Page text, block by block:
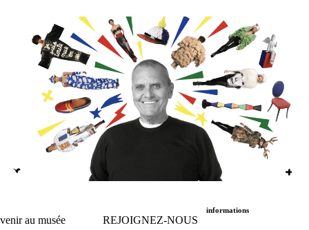
venir au musée REJOIGNEZ-NOUS
informations